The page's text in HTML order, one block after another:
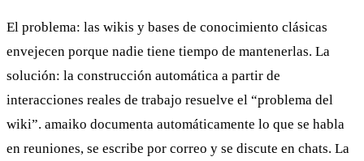
El problema: las wikis y bases de conocimiento clásicas
envejecen porque nadie tiene tiempo de mantenerlas. La
solución: la construcción automática a partir de
interacciones reales de trabajo resuelve el “problema del
wiki”. amaiko documenta automáticamente lo que se habla
en reuniones, se escribe por correo y se discute en chats. La